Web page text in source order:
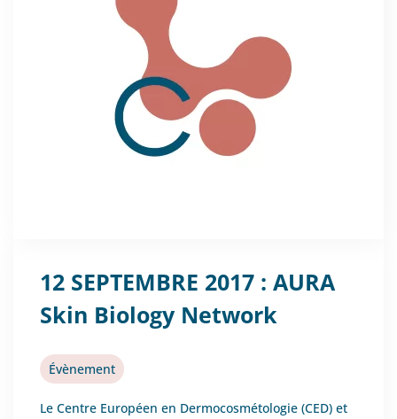
12 SEPTEMBRE 2017 : AURA
Skin Biology Network
Évènement
Le Centre Européen en Dermocosmétologie (CED) et